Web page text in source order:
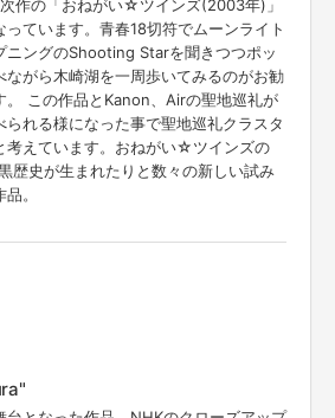
作の「おねがい☆ツインズ(2003年)」
っています。青春18切符でムーンライト
ニングのShooting Starを聞きつつポッ
ながら木崎湖を一周歩いてみるのがお勧
。 この作品とKanon、Airの聖地巡礼が
られる様になった事で聖地巡礼クラスタ
考えています。おねがい☆ツインズの
歴史が生まれたりと数々の新しい試み
。